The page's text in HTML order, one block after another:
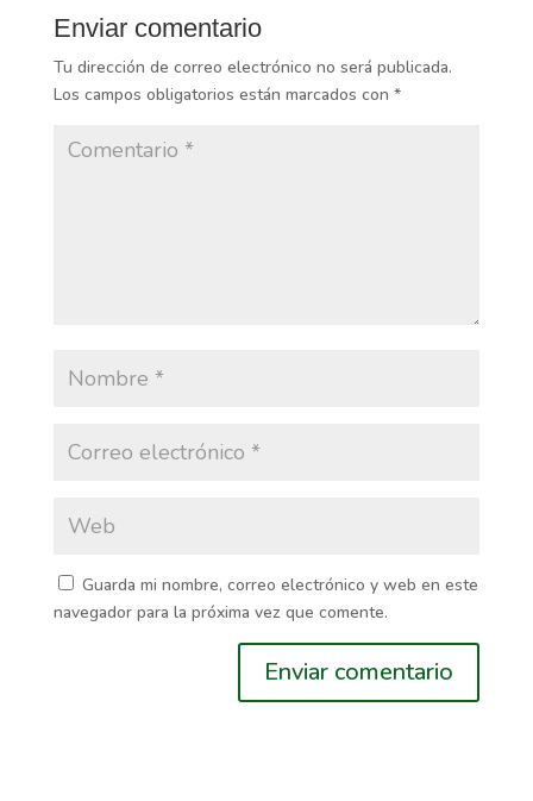
Enviar comentario
Tu dirección de correo electrónico no será publicada.
Los campos obligatorios están marcados con *
Guarda mi nombre, correo electrónico y web en este
navegador para la próxima vez que comente.